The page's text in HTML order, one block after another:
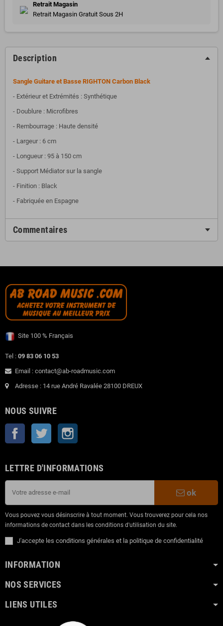
Retrait Magasin
Retrait Magasin Gratuit Sous 2H
Description
Sangle Guitare et Basse RIGHTON Carbon Black
- Extérieur et Extrémités : Synthétique
- Doublure : Microfibres
- Rembourrage : Haute densité
- Largeur : 6 cm
- Longueur : 95 à 150 cm
- Support Médiator sur la sangle
- Finition : Black
- Fabriquée en Espagne
Commentaires
Site 100 % Français
Tel : 09 83 06 10 53
Email : contact@ab-roadmusic.com
Adresse : 14 rue André Ravalée 28100 DREUX
NOUS SUIVRE
Facebook Twitter
LETTRE D'INFORMATIONS
ok
Vous pouvez vous désinscrire à tout moment. Vous trouverez pour cela nos
informations de contact dans les conditions d'utilisation du site.
J'accepte les conditions générales et la politique de confidentialité
INFORMATION
NOS SERVICES
LIENS UTILES